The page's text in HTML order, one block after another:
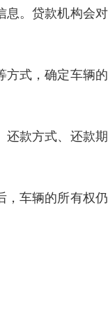
息。贷款机构会
方式，确定车辆
还款方式、还款
，车辆的所有权